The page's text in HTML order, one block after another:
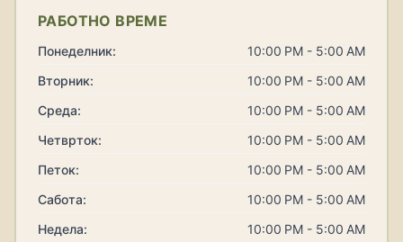
РАБОТНО ВРЕМЕ
Понеделник:
10:00 PM - 5:00 AM
Вторник:
10:00 PM - 5:00 AM
Среда:
10:00 PM - 5:00 AM
Четврток:
10:00 PM - 5:00 AM
Петок:
10:00 PM - 5:00 AM
Сабота:
10:00 PM - 5:00 AM
Недела:
10:00 PM - 5:00 AM